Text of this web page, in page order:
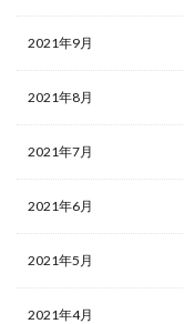
2021年9月
2021年8月
2021年7月
2021年6月
2021年5月
2021年4月